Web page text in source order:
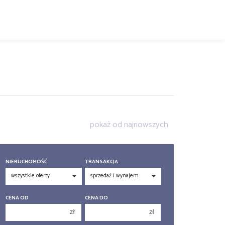
pokaż od najnowszych
NIERUCHOMOŚĆ TRANSAKCJA
CENA OD
zł
CENA DO
zł